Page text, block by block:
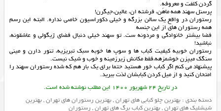
گردن کلفت و معروفه.
پرسنل سهند همه ماهَن، فرشته ان، عالین،جیگرن!
رستوران در واقع یک سالن بزرگه و خیلی دکوراسیون خاصی نداره. البته این رسم
همه رستوران های از این جنسه
فضا بیشتر خانوادگی و مردونه ست. تو سهند خیلی دنبال فضای ژیگولی و عاشقونه،
نباشید!
رستوران خوبيه كيفيت كباب ها و سوپ ها خوبه سبك تبريزيه، تنور دارن و ميني
سنگك ميپزن خوشمزهه،فقط مكانش زيرزمينه و خوب و شيك نيست.
پیشنهاد می کنم اگر کباب خور هستید حتما برای یک بار هم که شده رستوران سهند را
امتحان کنید و از میل کردن کبابشان لذت ببرید.
در تاریخ 24 شهریور 1400 این مطلب نوشته شده است.
دسته بندی : بهترین چلو کبابی های تهران,بهترین رستوران های تهران,بهترین
شیشلیک های تهران,بهترین کباب برگ های تهران, رستوران